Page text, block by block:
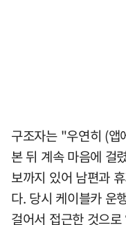
구조자는 "우연히 (앱
본 뒤 계속 마음에 걸
보까지 있어 남편과
다. 당시 케이블카 운
걸어서 접근한 것으로